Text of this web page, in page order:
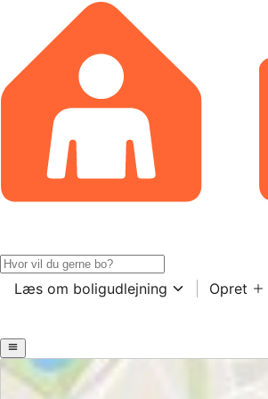
Læs om boligudlejning Opret